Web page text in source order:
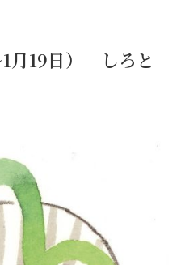
1月19日） しろと